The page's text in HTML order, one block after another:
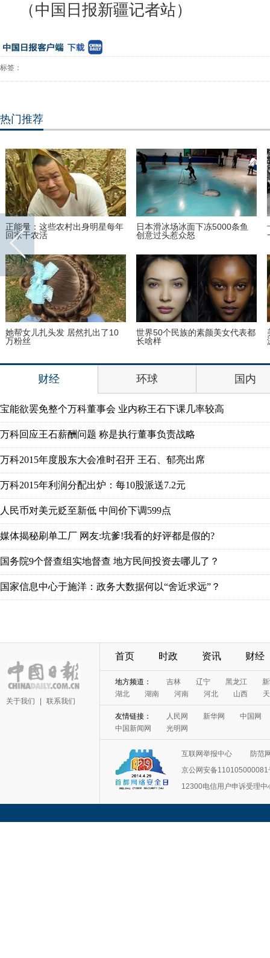
（中国日报新疆记者站）
标签：
热门推荐
陪新女友在加拿大家中“宅”一周
哈里王子找到真爱了？
世界上最老的民族正在面临文化
危机
古装最美“眉心坠”造型，她艳压
贾静雯夺冠
刘涛蜡像揭幕 “霓凰郡主”造型简
直太像
财经 环球 国内
宝能欲罢免整个万科董事会 业内称王石下课几率较高
万科回应王石薪酬问题 称是执行董事负责战略
万科2015年度股东大会准时召开 王石、郁亮出席
万科2015年利润分配出炉：每10股派送7.2元
人民币对美元贬至新低 中间价下调599点
媒体揭秘刷单工厂 网友:坑爹!我看的好评都是假的?
国务院9个督查组实地督查 地方民间投资去哪儿了？
国家信息中心于施洋：政务大数据何以“舍近求远”？
关于我们 联系我们
首页 时政 资讯 财经
地方频道： 吉林 辽宁 黑龙江
湖北
湖南 河南 河北 山西
友情链接： 人民网 新华网
中国网
中国新闻网
光明网
互联网举报中心
防范
京公网安备110105000081
12300电信用户申诉受理中